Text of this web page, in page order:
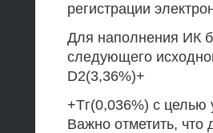
регистрации
Для наполнения ИК
следующего
D2(3,36%)+
+Тг(0,036%) с целью
Важно отметить,